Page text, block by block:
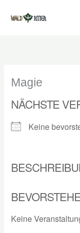
Inhalt
Magie
NÄCHSTE
Keine
Keine